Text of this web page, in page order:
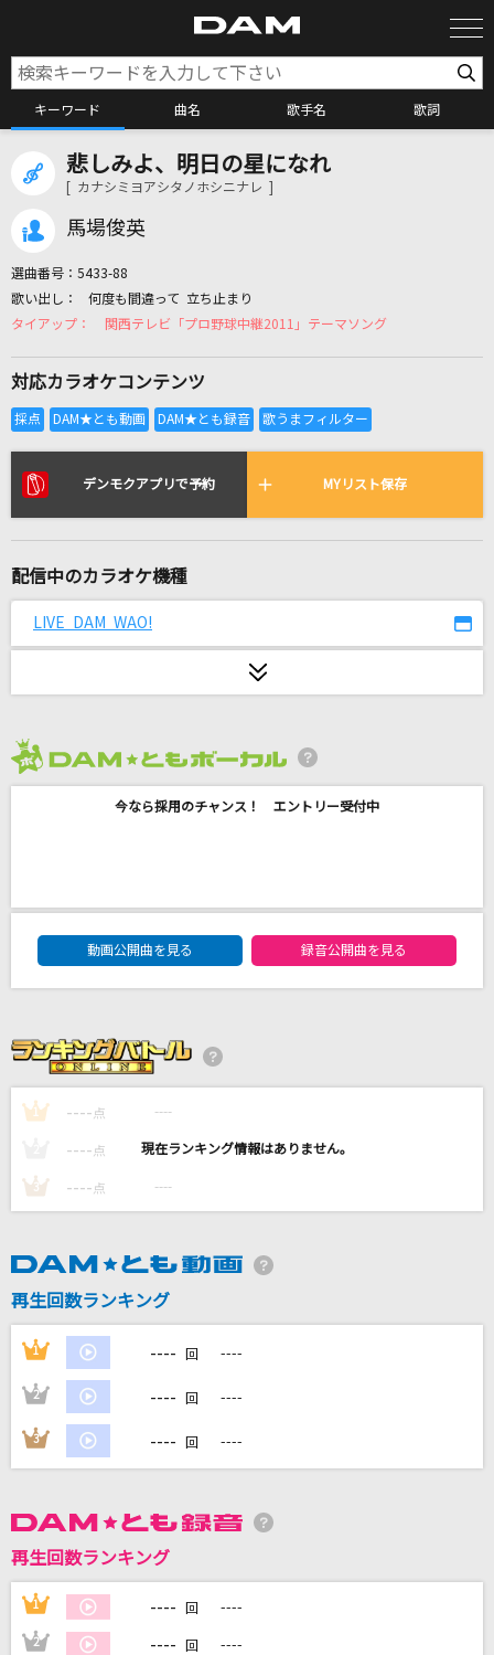
キーワード 曲名 歌手名 歌詞
カラオケ検索
カラオケリクエスト
リアルタイムで歌われている曲の一覧
ダーリン
[生音]非情階段
中西圭三
[生音]さよならエレジー
菅田将暉
Nemophila
宮田俊哉 (Kis-My-Ft2) feat. 一ノ瀬トキヤ (ST☆RISH)
[生音]会いたくて
TERMINAL
DAMの新曲・ランキングなど
DAMに会員登録・ログインして
カラオケをもっと楽しもう！
悲しみよ、明日の星になれ
[ カナシミヨアシタノホシニナレ ]
馬場俊英
選曲番号： 5433-88
何度も間違って 立ち止まり
関西テレビ「プロ野球中継2011」テーマソング
対応カラオケコンテンツ
デンモクアプリで予約 MYリスト保存
配信中のカラオケ機種
LIVE DAM WAO!
今なら採用のチャンス！ エントリー受付中
DAM★ともボーカルエントリーランキング
動画公開曲を見る
録音公開曲を見る
1 ---- 点 ----
---- 点 ----
3 ---- 点 ----
再生回数ランキング
1 ---- 回 ----
2 ---- 回 ----
3 ---- 回 ----
再生回数ランキング
1 ---- 回 ----
2 ---- 回 ----